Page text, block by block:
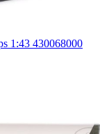
1:43 430068000